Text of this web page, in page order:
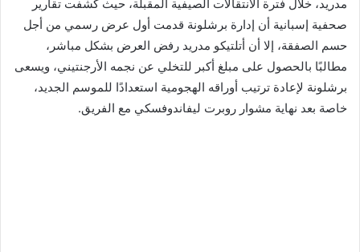
مدريد، خلال فترة الانتقالات الصيفية المقبلة، حيث كشفت تقارير
صحفية إسبانية أن إدارة برشلونة قدمت أول عرض رسمي من أجل
حسم الصفقة، إلا أن أتلتيكو مدريد رفض العرض بشكل مباشر،
مطالبًا بالحصول على مبلغ أكبر للتخلي عن نجمه الأرجنتيني، ويسعى
برشلونة لإعادة ترتيب أوراقه الهجومية استعدادًا للموسم الجديد،
خاصة بعد نهاية مشوار روبرت ليفاندوفسكي مع الفريق.